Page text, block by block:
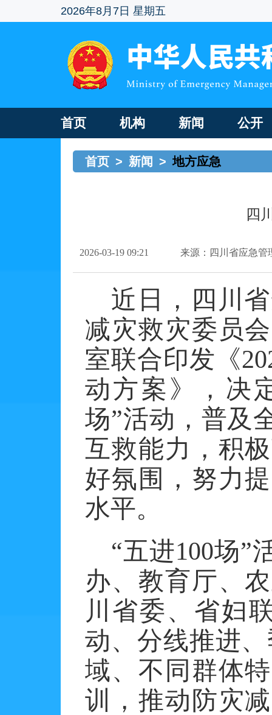
2026年8月7日 星期五
首页 机构 新闻 公开
首页 > 新闻 > 地方应急
四
2026-03-19 09:21 来源：四川省应急管
近日，四川
减灾救灾委员
室联合印发《
动方案》，决
场”活动，普及
互救能力，积
好氛围，努力
水平。
“五进100场”
办、教育厅、
川省委、省妇
动、分线推进
域、不同群体
训，推动防灾